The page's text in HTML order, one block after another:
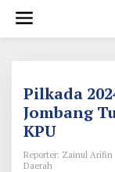
Pilkada
Jombang
KPU
Reporter: Zainul Arifin
Daerah